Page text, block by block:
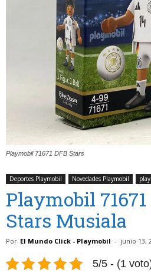
Playmobil 71671 DFB Stars
Deportes Playmobil Novedades Playmobil
Playmobil
Stars Musiala
Por El Mundo Click - Playmobil - junio 13,
5/5 - (1